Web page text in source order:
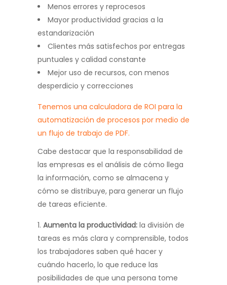
Menos errores y reprocesos
Mayor productividad gracias a la
estandarización
Clientes más satisfechos por entregas
puntuales y calidad constante
Mejor uso de recursos, con menos
desperdicio y correcciones
Tenemos una calculadora de ROI para la
automatización de procesos por medio de
un flujo de trabajo de PDF.
Cabe destacar que la responsabilidad de
las empresas es el análisis de cómo llega
la información, como se almacena y
cómo se distribuye, para generar un flujo
de tareas eficiente.
Aumenta la productividad: la división de
tareas es más clara y comprensible, todos
los trabajadores saben qué hacer y
cuándo hacerlo, lo que reduce las
posibilidades de que una persona tome